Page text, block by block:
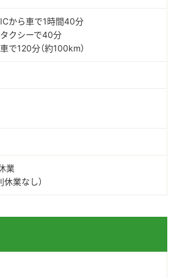
ICから車で1時間40分
タクシーで40分
で120分（約100km）
業
業なし）